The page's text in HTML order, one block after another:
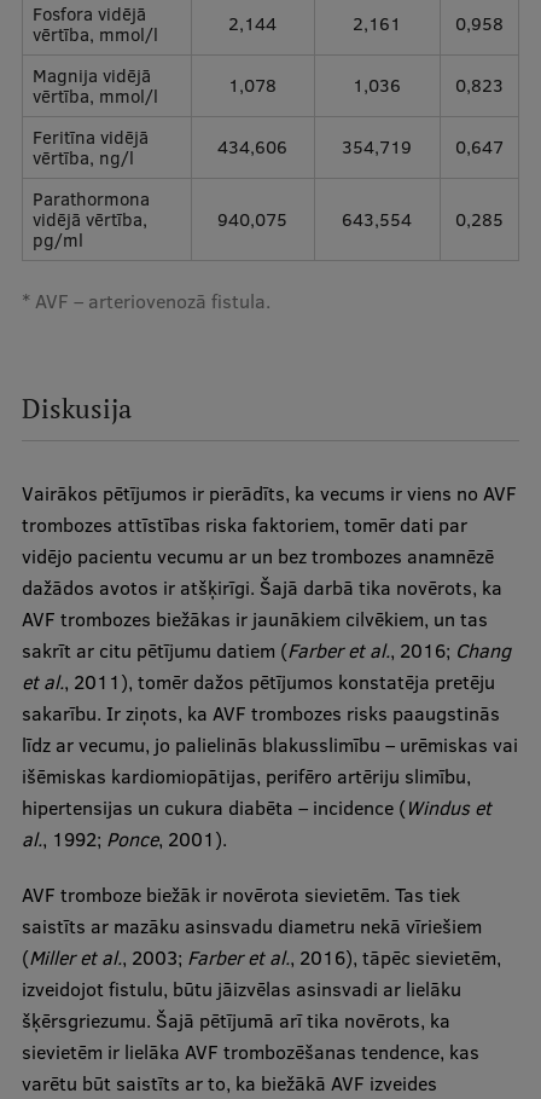
Fosfora vidējā
vērtība, mmol/l
2,144 2,161 0,958
Magnija vidējā
vērtība, mmol/l
1,078 1,036 0,823
Feritīna vidējā
vērtība, ng/l
434,606 354,719 0,647
Parathormona
vidējā vērtība,
pg/ml
940,075 643,554 0,285
* AVF – arteriovenozā fistula.
Diskusija
Vairākos pētījumos ir pierādīts, ka vecums ir viens no AVF
trombozes attīstības riska faktoriem, tomēr dati par
vidējo pacientu vecumu ar un bez trombozes anamnēzē
dažādos avotos ir atšķirīgi. Šajā darbā tika novērots, ka
AVF trombozes biežākas ir jaunākiem cilvēkiem, un tas
sakrīt ar citu pētījumu datiem (Farber et al., 2016; Chang
et al., 2011), tomēr dažos pētījumos konstatēja pretēju
sakarību. Ir ziņots, ka AVF trombozes risks paaugstinās
līdz ar vecumu, jo palielinās blakusslimību – urēmiskas vai
išēmiskas kardiomiopātijas, perifēro artēriju slimību,
hipertensijas un cukura diabēta – incidence (Windus et
al., 1992; Ponce, 2001).
AVF tromboze biežāk ir novērota sievietēm. Tas tiek
saistīts ar mazāku asinsvadu diametru nekā vīriešiem
(Miller et al., 2003; Farber et al., 2016), tāpēc sievietēm,
izveidojot fistulu, būtu jāizvēlas asinsvadi ar lielāku
šķērsgriezumu. Šajā pētījumā arī tika novērots, ka
sievietēm ir lielāka AVF trombozēšanas tendence, kas
varētu būt saistīts ar to, ka biežākā AVF izveides